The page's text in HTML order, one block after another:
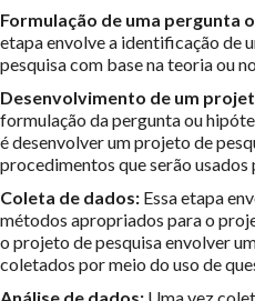
Formulação de uma pergunta
etapa envolve a identificação de
pesquisa com base na teoria ou
Desenvolvimento de um
formulação da pergunta ou
é desenvolver um projeto de
procedimentos que serão
Coleta de dados: Essa etapa
métodos apropriados para o
o projeto de pesquisa envolver
coletados por meio do uso de